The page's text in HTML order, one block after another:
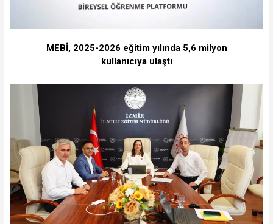
MEBİ, 2025-2026 eğitim yılında 5,6 milyon
kullanıcıya ulaştı